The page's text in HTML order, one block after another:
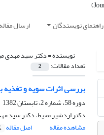
راهنمای نویسندگان ارسال مقاله
نویسنده =دکتر سید مهدی
تعداد مقالات: 2
بررسی اثرات سویه و
دوره 58، شماره 2، تابستان 1382
دکتر اردشیر محیط، دکتر سید
مشاهده مقاله
اصل مقاله